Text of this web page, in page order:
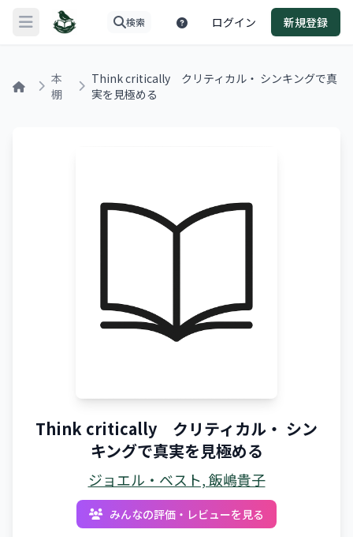
メニューを開く 検索 ログイン 新規登録
本
棚
Think critically クリティカル・ シンキングで真
実を見極める
Think critically クリティカル・ シン
キングで真実を見極める
ジョエル・ベスト, 飯嶋貴子
みんなの評価・レビューを見る